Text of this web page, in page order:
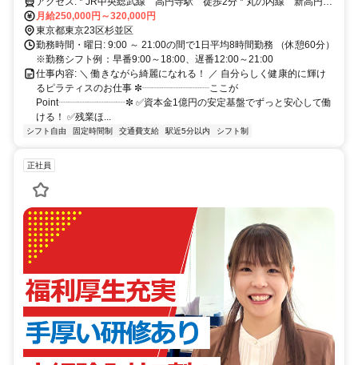
駅 徒歩8分
月給250,000円～320,000円
東京都東京23区杉並区
勤務時間・曜日: 9:00 ～ 21:00の間で1日平均8時間勤務 （休憩60分）
※勤務シフト例：早番9:00～18:00、遅番12:00～21:00
仕事内容: ＼ 働きながら綺麗になれる！ ／ 自分らしく健康的に輝け
るピラティスのお仕事 ✼┈┈┈┈┈┈┈ここが
Point┈┈┈┈┈┈┈✼ ✅資本金1億円の安定基盤でずっと安心して働
ける！ ✅残業ほ...
シフト自由 固定時間制 交通費支給 駅近5分以内 シフト制
正社員